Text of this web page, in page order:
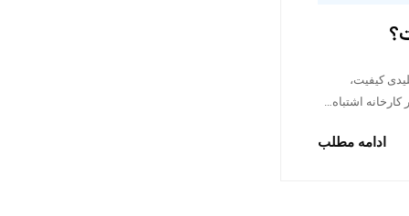
کیفیت،
اشتباه…
ادامه مطلب